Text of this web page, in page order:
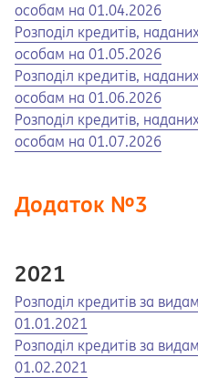
особам на 01.04.2026
Opens in a new tab
Opens a pdf
Розподіл кредитів,
особам на 01.05.2026
Opens in a new tab
Opens a pdf
Розподіл кредитів,
особам на 01.06.2026
Opens in a new tab
Opens a pdf
Розподіл кредитів,
особам на 01.07.2026
Додаток №3
2021
Opens in a new tab
Opens a pdf
Розподіл кредитів за
01.01.2021
Opens in a new tab
Opens a pdf
Розподіл кредитів за
01.02.2021